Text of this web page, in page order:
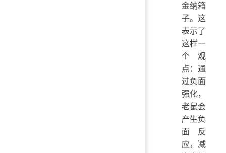
金纳箱
子。这
表示了
这样一
个观
点：通
过负面
强化，
老鼠会
产生负
面反
应，减